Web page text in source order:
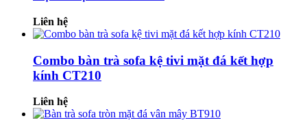
Liên hệ
Combo bàn trà sofa kệ tivi mặt đá kết hợp
kính CT210
Liên hệ